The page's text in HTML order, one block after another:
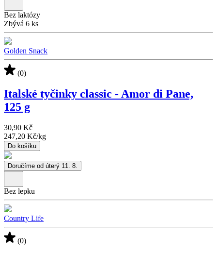
Bez laktózy
Zbývá 6 ks
Golden Snack
(0)
Italské tyčinky classic - Amor di Pane,
125 g
30,90 Kč
247,20 Kč/kg
Do košíku
Doručíme od úterý 11. 8.
Bez lepku
Country Life
(0)